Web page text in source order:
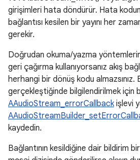
girişimleri hata döndürür. Hata
bağlantısı kesilen bir yayını her
gerekir.
Doğrudan okuma/yazma
geri çağırma kullanıyorsanız akış
herhangi bir dönüş kodu almazsınız.
gerçekleştiğinde bilgilendirilmek için
AAudioStream_errorCallbackişlevi
kaydedin.
Bağlantının kesildiğine dair bildirim